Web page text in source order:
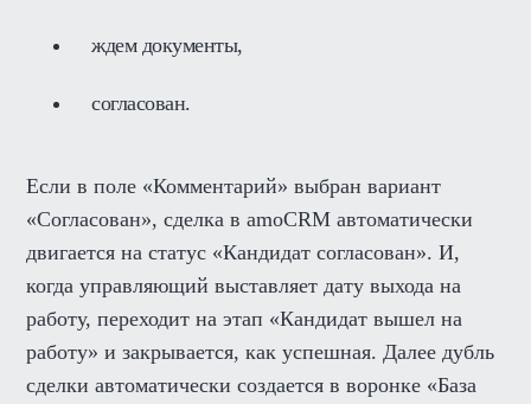
ждем документы,
согласован.
Если в поле «Комментарий» выбран вариант
«Согласован», сделка в amoCRM автоматически
двигается на статус «Кандидат согласован». И,
когда управляющий выставляет дату выхода на
работу, переходит на этап «Кандидат вышел на
работу» и закрывается, как успешная. Далее дубль
сделки автоматически создается в воронке «База